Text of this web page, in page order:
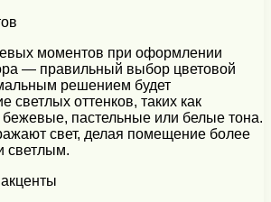
моментов при оформлении
— правильный выбор цветовой
решением будет
светлых оттенков, таких как
пастельные или белые тона.
свет, делая помещение более
светлым.